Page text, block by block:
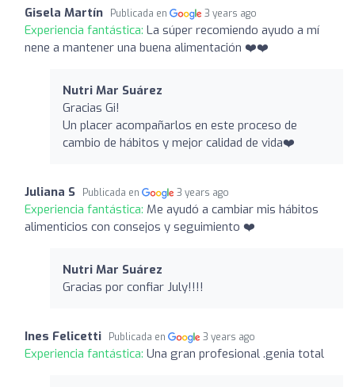
Gisela Martín Publicada en 3 years ago
Experiencia fantástica: La súper recomiendo ayudo a mí
nene a mantener una buena alimentación ❤️❤️
Nutri Mar Suárez ️
Gracias Gi!
Un placer acompañarlos en este proceso de
cambio de hábitos y mejor calidad de vida❤️
Juliana S Publicada en 3 years ago
Experiencia fantástica: Me ayudó a cambiar mis hábitos
alimenticios con consejos y seguimiento ❤️
Nutri Mar Suárez ️
Gracias por confiar July!!!!
Ines Felicetti Publicada en 3 years ago
Experiencia fantástica: Una gran profesional .genia total